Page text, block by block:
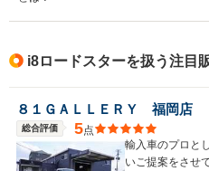
i8ロードスターを扱う注目
８１ＧＡＬＬＥＲＹ 福岡店
総合評価 5点
輸入車のプロと
いご提案をさせ